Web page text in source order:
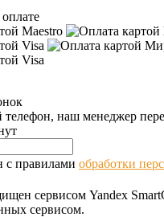
телефон, наш менеджер
с правилами обработки
сервисом Yandex
сервисом.